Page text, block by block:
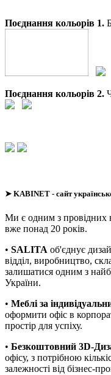
Поєднання кольорів 1.
Поєднання кольорів 2.
➤ KABINET - сайт
Ми є одним з провідних
вже понад 20 років.
• SALITA об'єднує
відділ, виробництво,
залишатися одним з
України.
• Меблі за
оформити офіс в
простір для успіху.
• Безкоштовний 3D-
офісу, з потрібною
залежності від бізнес-